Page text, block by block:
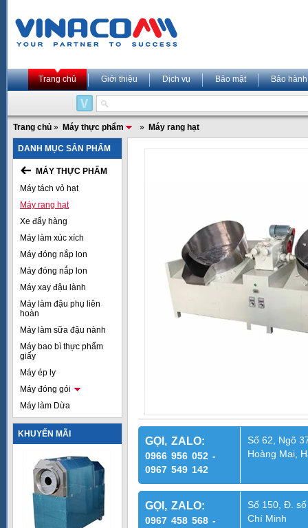
Trang chủ Giới thiệu Dịch vụ Bảo mật Bảo hành
Trang chủ » Máy thực phẩm » Máy rang hạt
DANH MỤC SẢN PHẨM
MÁY THỰC PHẨM
Máy tách vỏ hạt
Máy rang hạt
Xe đẩy hàng
Máy làm xúc xích
Máy đóng nắp lon
Máy đóng nắp lon
Máy xay đậu lành
Máy làm đậu phụ liên
hoàn
Máy làm sữa đậu nành
Máy bao bì thực phẩm
giấy
Máy ép ly
Máy đóng gói
Máy làm Dừa
KHUYẾN MÃI
GỌI, ZALO:
0966 956 052 -
0967 549 142
Số 62, Ngõ
Hoàng Mai,
GỌI, ZALO:
0967 458 568 -
Số 150, Đ.
Chí Minh